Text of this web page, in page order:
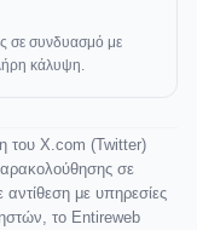
σε συνδυασμό με
κάλυψη.
του X.com (Twitter)
σε
με υπηρεσίες
το Entireweb